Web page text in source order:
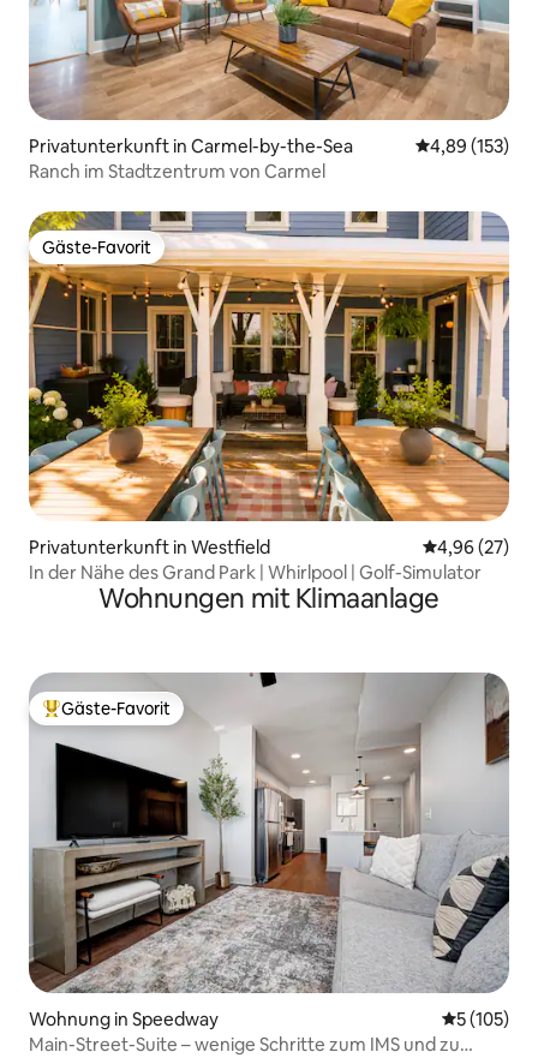
Privatunterkunft in Carmel-by-the-Sea
4,89 (153)
Ranch im Stadtzentrum von Carmel
Gäste-Favorit
Gäste-Favorit
Privatunterkunft in Westfield
4,96 (27)
In der Nähe des Grand Park | Whirlpool | Golf-Simulator
Wohnungen mit Klimaanlage
Beliebter Gäste-Favorit.
Gäste-Favorit
Wohnung in Speedway
5 (105)
Main-Street-Suite – wenige Schritte zum IMS und zu